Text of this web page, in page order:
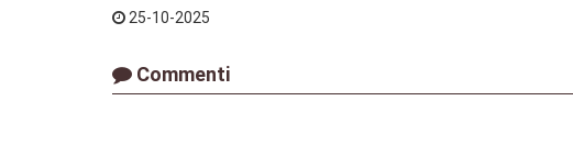
25-10-2025
Commenti